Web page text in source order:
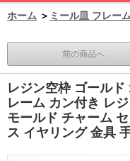
ホーム ＞ ミール皿 フレー
前の商品へ
レジン空枠 ゴール
レーム カン付き レ
モールド チャーム
ス イヤリング 金具